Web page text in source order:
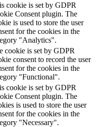
cookie is set by GDPR
Consent plugin. The
is used to store the user
for the cookies in the
"Analytics".
cookie is set by GDPR
consent to record the user
for the cookies in the
"Functional".
cookie is set by GDPR
Consent plugin. The
is used to store the user
for the cookies in the
"Necessary".